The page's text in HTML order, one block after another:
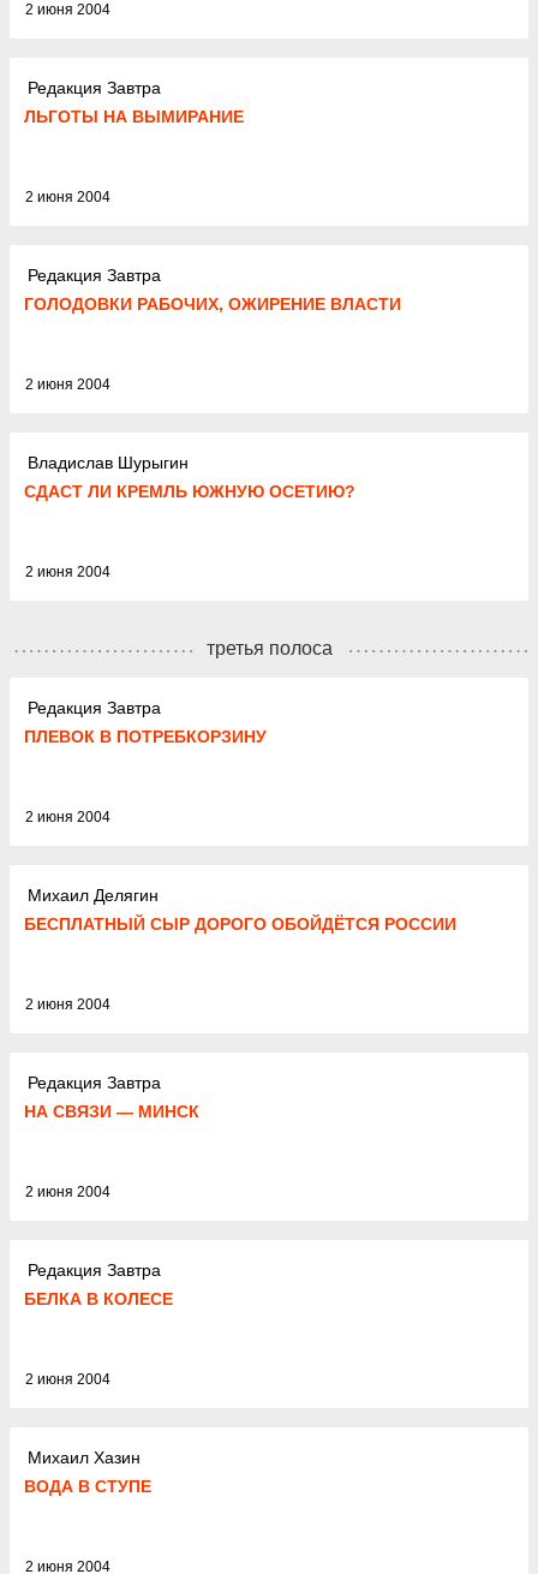
2 июня 2004
Редакция Завтра
ЛЬГОТЫ НА ВЫМИРАНИЕ
2 июня 2004
Редакция Завтра
ГОЛОДОВКИ РАБОЧИХ, ОЖИРЕНИЕ ВЛАСТИ
2 июня 2004
Владислав Шурыгин
СДАСТ ЛИ КРЕМЛЬ ЮЖНУЮ ОСЕТИЮ?
2 июня 2004
третья полоса
Редакция Завтра
ПЛЕВОК В ПОТРЕБКОРЗИНУ
2 июня 2004
Михаил Делягин
БЕСПЛАТНЫЙ СЫР ДОРОГО ОБОЙДЁТСЯ РОССИИ
2 июня 2004
Редакция Завтра
НА СВЯЗИ — МИНСК
2 июня 2004
Редакция Завтра
БЕЛКА В КОЛЕСЕ
2 июня 2004
Михаил Хазин
ВОДА В СТУПЕ
2 июня 2004